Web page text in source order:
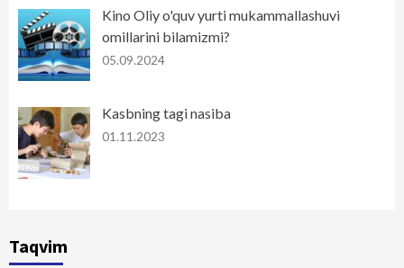
Kino Oliy o'quv yurti mukammallashuvi
omillarini bilamizmi?
05.09.2024
Kasbning tagi nasiba
01.11.2023
Taqvim